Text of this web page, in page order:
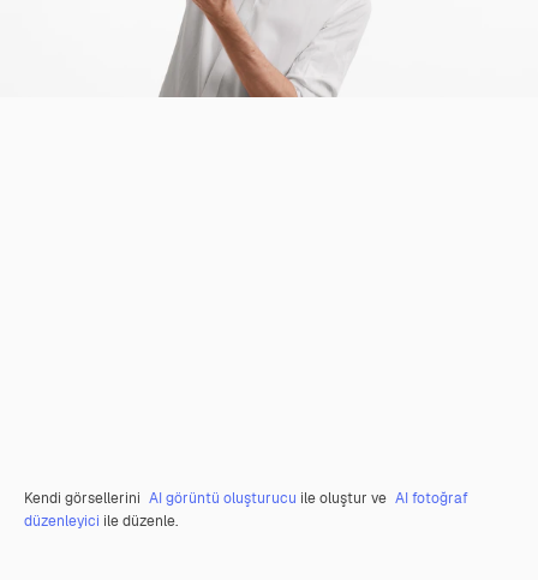
Kendi görsellerini AI görüntü oluşturucu ile oluştur ve AI fotoğraf
düzenleyici ile düzenle.